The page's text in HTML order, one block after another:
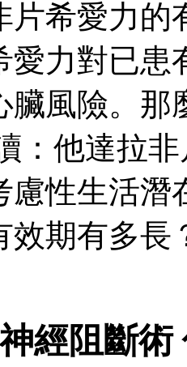
片希愛力
愛力對已患
臟風險。那
：他達拉
慮性生活潛
效期有多長
經阻斷